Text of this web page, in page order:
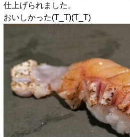
仕上げられました。
おいしかった(T_T)(T_T)